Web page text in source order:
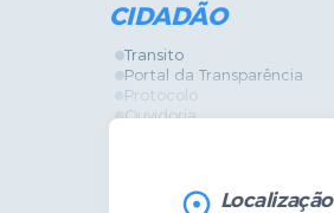
CIDADÃO
Transito
Portal da Transparência
Protocolo
Ouvidoria
Legislação
Localização